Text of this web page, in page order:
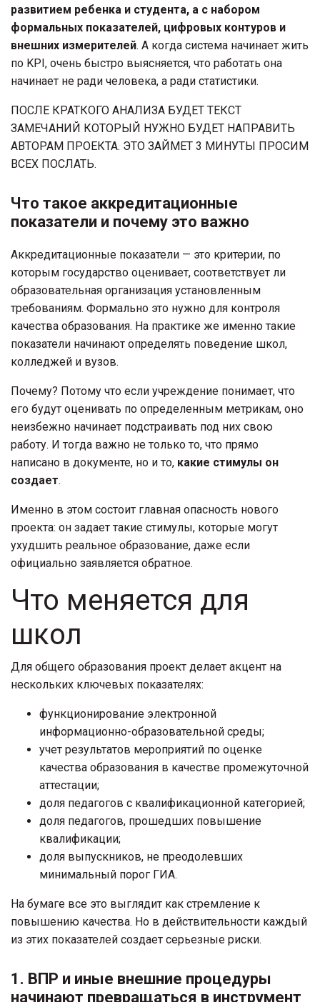
развитием ребенка и студента, а с набором
формальных показателей, цифровых контуров и
внешних измерителей. А когда система начинает жить
по KPI, очень быстро выясняется, что работать она
начинает не ради человека, а ради статистики.
ПОСЛЕ КРАТКОГО АНАЛИЗА БУДЕТ ТЕКСТ
ЗАМЕЧАНИЙ КОТОРЫЙ НУЖНО БУДЕТ НАПРАВИТЬ
АВТОРАМ ПРОЕКТА. ЭТО ЗАЙМЕТ 3 МИНУТЫ ПРОСИМ
ВСЕХ ПОСЛАТЬ.
Что такое аккредитационные
показатели и почему это важно
Аккредитационные показатели — это критерии, по
которым государство оценивает, соответствует ли
образовательная организация установленным
требованиям. Формально это нужно для контроля
качества образования. На практике же именно такие
показатели начинают определять поведение школ,
колледжей и вузов.
Почему? Потому что если учреждение понимает, что
его будут оценивать по определенным метрикам, оно
неизбежно начинает подстраивать под них свою
работу. И тогда важно не только то, что прямо
написано в документе, но и то, какие стимулы он
создает.
Именно в этом состоит главная опасность нового
проекта: он задает такие стимулы, которые могут
ухудшить реальное образование, даже если
официально заявляется обратное.
Что меняется для
школ
Для общего образования проект делает акцент на
нескольких ключевых показателях:
функционирование электронной
информационно-образовательной среды;
учет результатов мероприятий по оценке
качества образования в качестве промежуточной
аттестации;
доля педагогов с квалификационной категорией;
доля педагогов, прошедших повышение
квалификации;
доля выпускников, не преодолевших
минимальный порог ГИА.
На бумаге все это выглядит как стремление к
повышению качества. Но в действительности каждый
из этих показателей создает серьезные риски.
1. ВПР и иные внешние процедуры
начинают превращаться в инструмент